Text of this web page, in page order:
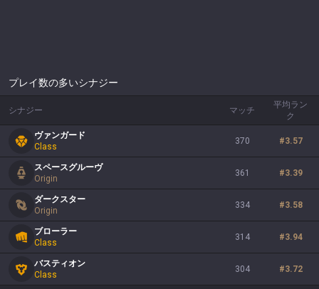
プレイ数の多いシナジー
シナジー マッチ
平均ラン
ク
ヴァンガード
Class
370 #3.57
スペースグルーヴ
Origin
361 #3.39
ダークスター
Origin
334 #3.58
ブローラー
Class
314 #3.94
バスティオン
Class
304 #3.72